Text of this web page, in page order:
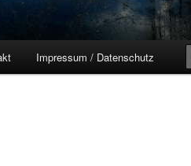
Impressum / Datenschutz